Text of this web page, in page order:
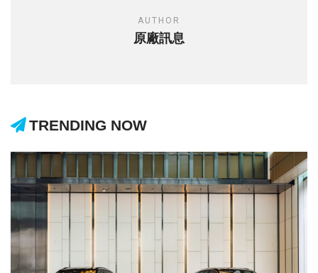
AUTHOR
原廠訊息
TRENDING NOW